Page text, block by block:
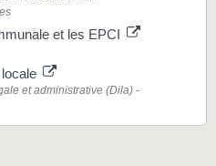
et les EPCI
et administrative (Dila) -